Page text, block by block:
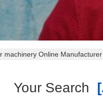
machinery Online Manufacturer
Your Search